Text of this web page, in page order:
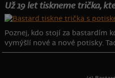
Už 19 let tiskneme trička,
Poznej, kdo stojí za bastardím
vymýšlí nové a nové potisky.